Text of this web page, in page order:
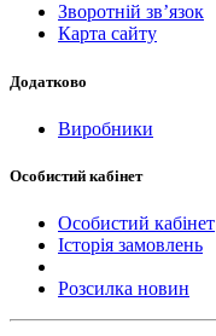
Зворотній зв’язок
Карта сайту
Додатково
Виробники
Особистий кабінет
Особистий кабінет
Історія замовлень
Розсилка новин